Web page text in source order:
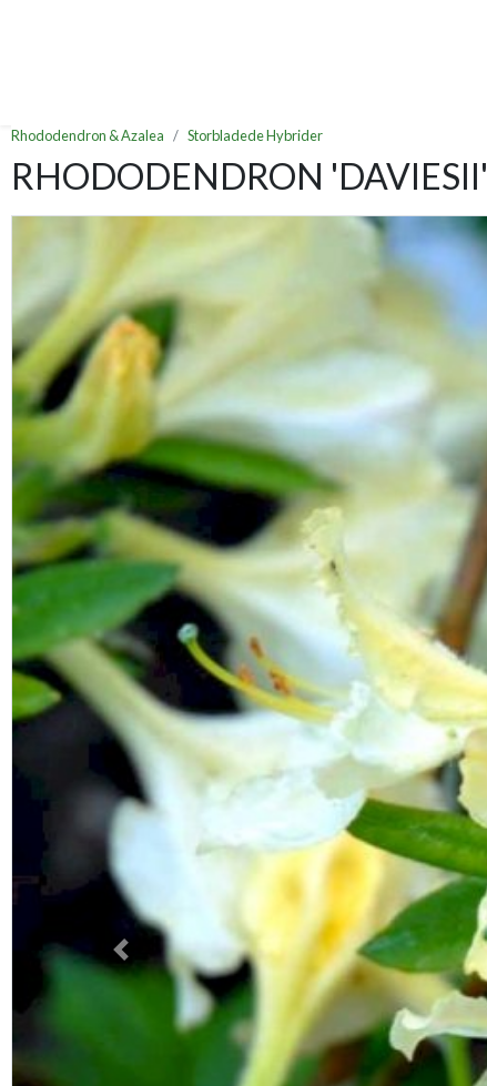
Rhododendron & Azalea Storbladede Hybrider
RHODODENDRON 'DAVIESII'
Previous